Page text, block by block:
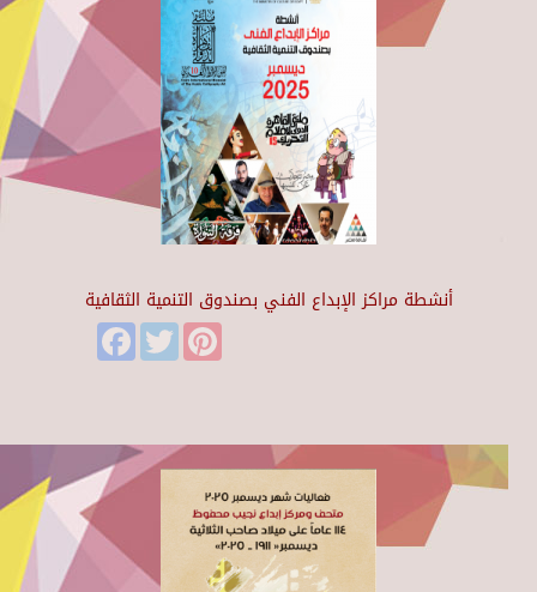
أنشطة مراكز الإبداع الفني بصندوق التنمية الثقافية
FacebookTwitter